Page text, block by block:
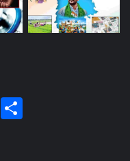
Threads